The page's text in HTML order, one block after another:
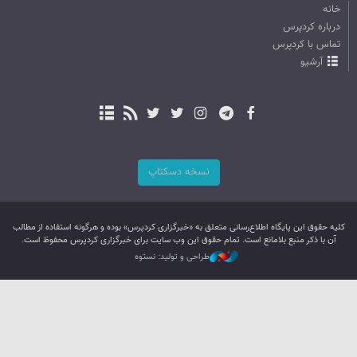
خانه
درباره کردپرس
تماس با کردپرس
آرشیو
نسخه دسکتاپ
کليه حقوق اين پایگاه اطلاع‌رسانی متعلق به «خبرگزاری کردپرس» بوده و هرگونه استفاده از مطالب
آن با ذکر منبع بلامانع است. تمام حقوق این وب سایت برای خبرگزاری کردپرس محفوظ است.
طراحی و تولید: نستوه